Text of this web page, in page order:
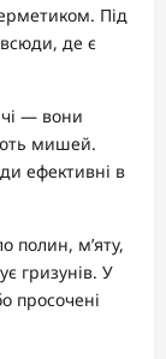
Під
де є
— вони
мишей.
ефективні в
полин, м’яту,
гризунів. У
просочені